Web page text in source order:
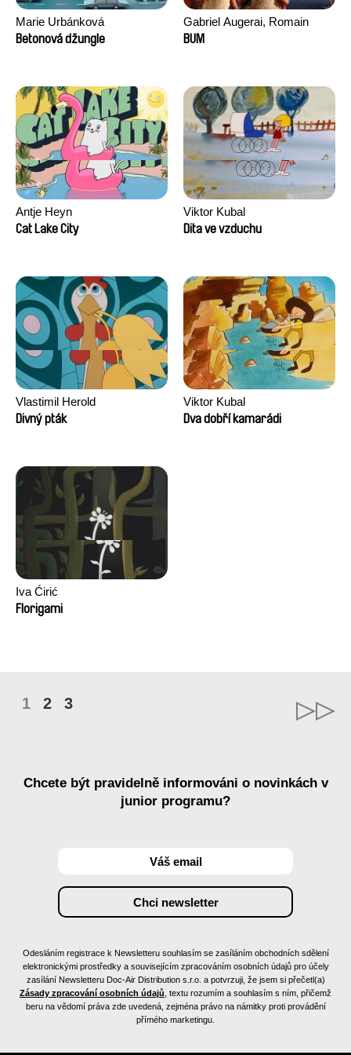
Marie Urbánková
Betonová džungle
Gabriel Augerai, Romain
Augier, Laurie Pereira De
BUM
Antje Heyn
Cat Lake City
Viktor Kubal
Dita ve vzduchu
Vlastimil Herold
Divný pták
Viktor Kubal
Dva dobří kamarádi
Iva Ćirić
Florigami
1 2 3
Chcete být pravidelně informováni o novinkách v
junior programu?
Odesláním registrace k Newsletteru souhlasím se zasíláním obchodních sdělení
elektronickými prostředky a souvisejícím zpracováním osobních údajů pro účely
zasílání Newsletteru Doc-Air Distribution s.r.o. a potvrzuji, že jsem si přečetl(a)
Zásady zpracování osobních údajů , textu rozumím a souhlasím s ním, přičemž
beru na vědomí práva zde uvedená, zejména právo na námitky proti provádění
přímého marketingu.